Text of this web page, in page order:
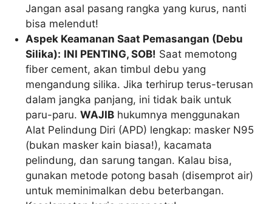
Jangan asal pasang rangka yang kurus, nanti
bisa melendut!
Aspek Keamanan Saat Pemasangan (Debu
Silika): INI PENTING, SOB! Saat memotong
fiber cement, akan timbul debu yang
mengandung silika. Jika terhirup terus-terusan
dalam jangka panjang, ini tidak baik untuk
paru-paru.WAJIB hukumnya menggunakan
Alat Pelindung Diri (APD) lengkap: masker N95
(bukan masker kain biasa!), kacamata
pelindung, dan sarung tangan. Kalau bisa,
gunakan metode potong basah (disemprot air)
untuk meminimalkan debu beterbangan.